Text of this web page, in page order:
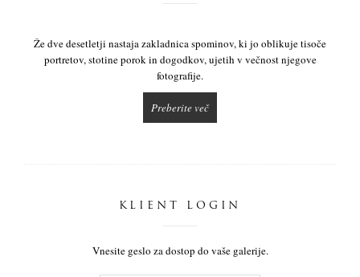
Že dve desetletji nastaja zakladnica spominov, ki jo oblikuje tisoče
portretov, stotine porok in dogodkov, ujetih v večnost njegove
fotografije.
Preberite več
KLIENT LOGIN
Vnesite geslo za dostop do vaše galerije.